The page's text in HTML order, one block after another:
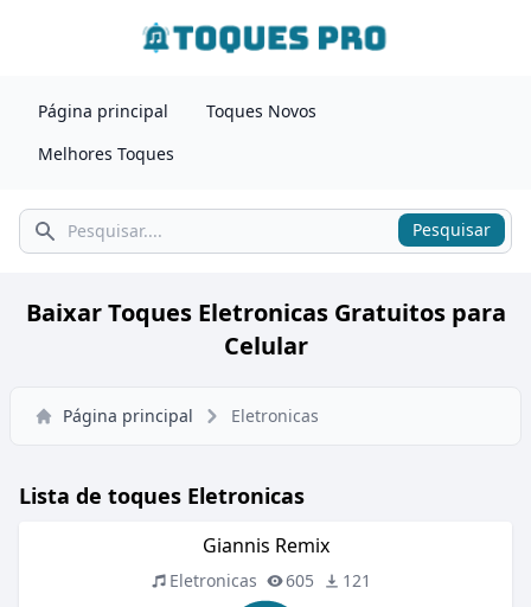
Página principal
Toques Novos
Melhores Toques
Pesquisar Pesquisar
Baixar Toques Eletronicas Gratuitos para
Celular
Página principal Eletronicas
Lista de toques Eletronicas
Giannis Remix
Eletronicas 605 121